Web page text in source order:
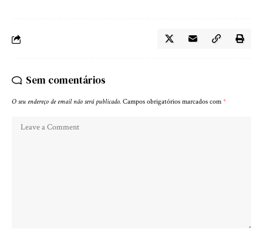
Sem comentários
O seu endereço de email não será publicado. Campos obrigatórios marcados com *